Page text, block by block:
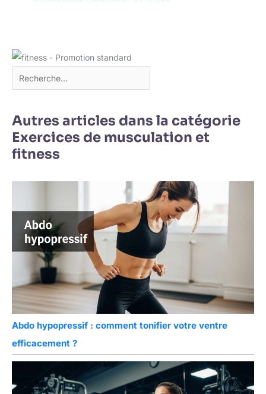
Autres articles dans la catégorie
Exercices de musculation et
fitness
Abdo hypopressif : comment tonifier votre ventre
efficacement ?